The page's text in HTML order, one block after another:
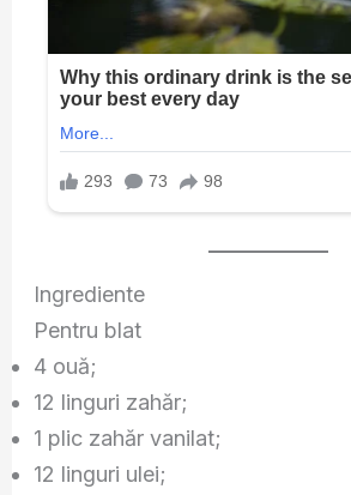
Ingrediente
Pentru blat
4 ouă;
12 linguri zahăr;
1 plic zahăr vanilat;
12 linguri ulei;